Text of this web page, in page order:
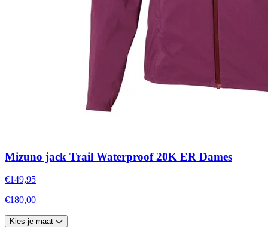
Mizuno jack Trail Waterproof 20K ER Dames
€149,95
€180,00
Kies je maat